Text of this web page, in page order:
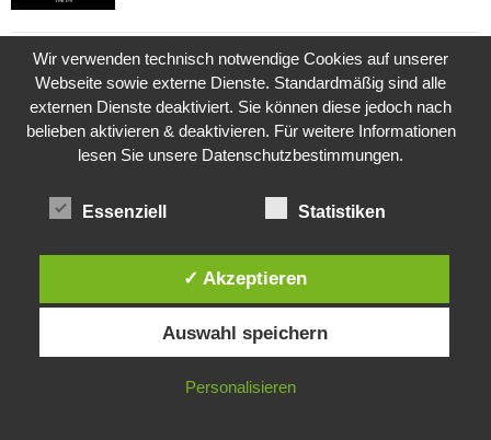
Das Leben des Lachs
12. Oktober 2020
9. Juli 2018
Was ist denn das? -Mars „SOL 735“ Rover Curiosity
Diese Website verwendet Cookies. Durch die weitere Nutzung dieser
Website stimmst du der Verwendung von Cookies zu.
IN ORDNUNG
Wir verwenden technisch notwendige Cookies auf unserer
Webseite sowie externe Dienste. Standardmäßig sind alle
externen Dienste deaktiviert. Sie können diese jedoch nach
belieben aktivieren & deaktivieren. Für weitere Informationen
lesen Sie unsere Datenschutzbestimmungen.
Essenziell Statistiken
✓ Akzeptieren
Auswahl speichern
Personalisieren